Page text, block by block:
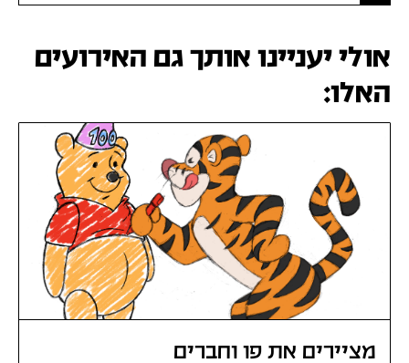
אולי יעניינו אותך גם האירועים
האלו:
מציירים את פו וחברים